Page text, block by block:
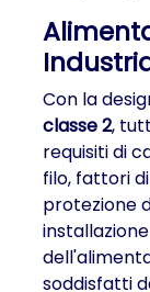
Con la
classe 2,
requisiti di
filo, fattori
protezione
soddisfatti